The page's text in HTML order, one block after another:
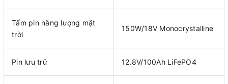
Tấm pin năng lượng mặt
trời
150W/18V Monocrystalline
Pin lưu trữ 12.8V/100Ah LiFePO4